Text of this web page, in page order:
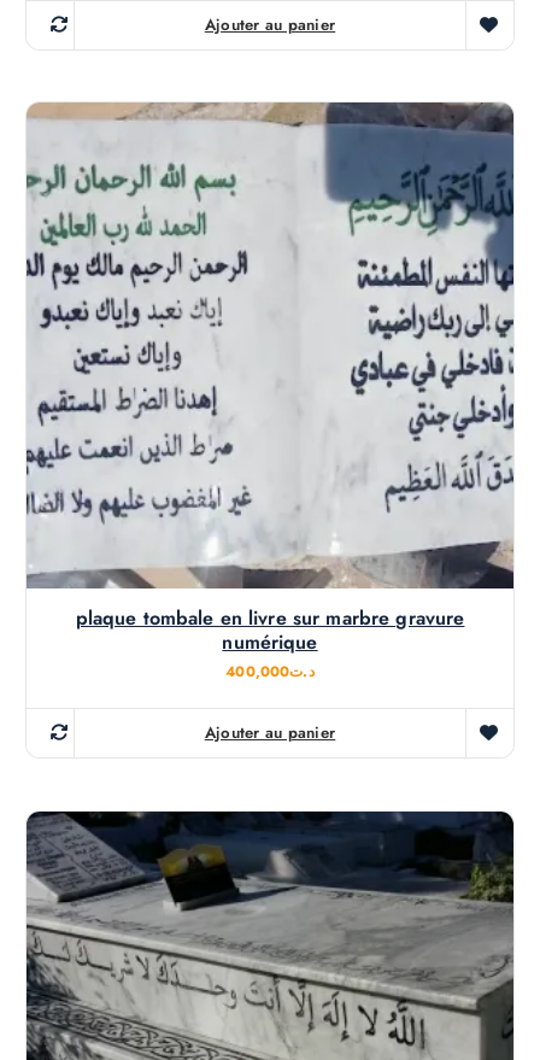
Ajouter au panier
plaque tombale en livre sur marbre gravure
numérique
د.ت400,000
Ajouter au panier